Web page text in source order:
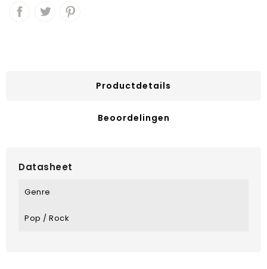
Productdetails
Beoordelingen
Datasheet
Genre
Pop / Rock